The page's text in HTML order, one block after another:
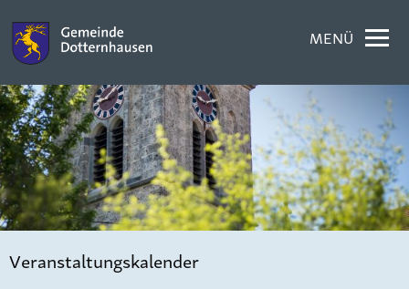
MENÜ
Veranstaltungskalender